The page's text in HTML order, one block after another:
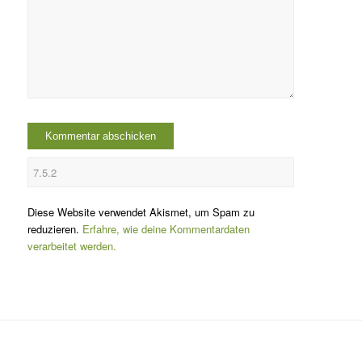
Diese Website verwendet Akismet, um Spam zu
reduzieren. Erfahre, wie deine Kommentardaten
verarbeitet werden.